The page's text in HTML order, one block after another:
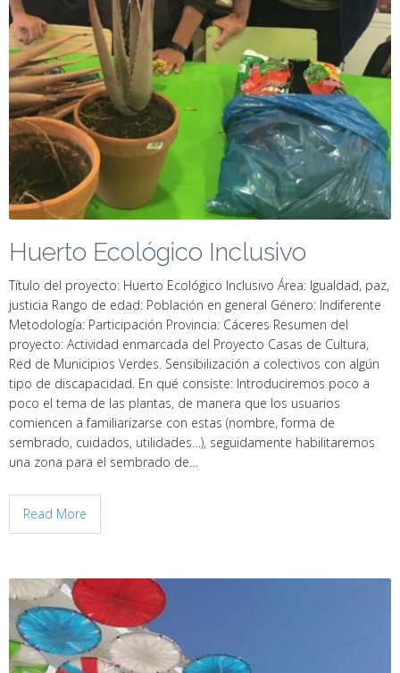
Huerto Ecológico Inclusivo
Título del proyecto: Huerto Ecológico Inclusivo Área: Igualdad, paz,
justicia Rango de edad: Población en general Género: Indiferente
Metodología: Participación Provincia: Cáceres Resumen del
proyecto: Actividad enmarcada del Proyecto Casas de Cultura,
Red de Municipios Verdes. Sensibilización a colectivos con algún
tipo de discapacidad. En qué consiste: Introduciremos poco a
poco el tema de las plantas, de manera que los usuarios
comiencen a familiarizarse con estas (nombre, forma de
sembrado, cuidados, utilidades…), seguidamente habilitaremos
una zona para el sembrado de…
Read More